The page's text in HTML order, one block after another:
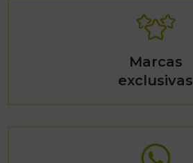
Marcas
exclusivas